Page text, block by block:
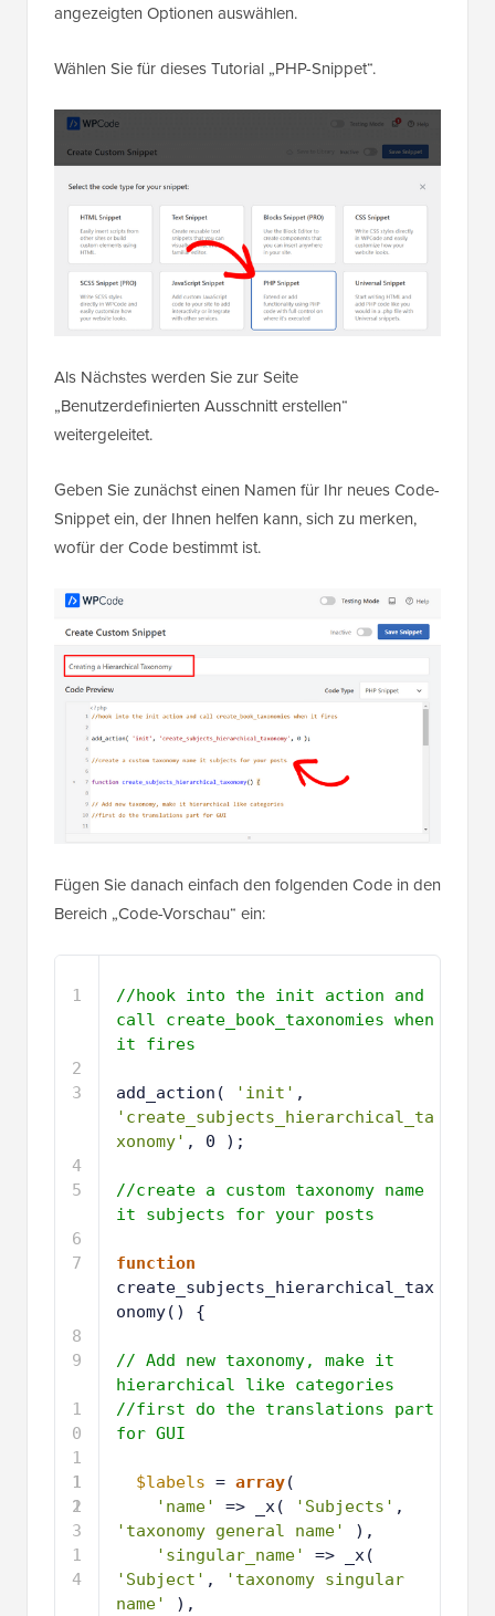
angezeigten Optionen auswählen.
Wählen Sie für dieses Tutorial „PHP-Snippet“.
Als Nächstes werden Sie zur Seite
„Benutzerdefinierten Ausschnitt erstellen“
weitergeleitet.
Geben Sie zunächst einen Namen für Ihr neues Code-
Snippet ein, der Ihnen helfen kann, sich zu merken,
wofür der Code bestimmt ist.
Fügen Sie danach einfach den folgenden Code in den
Bereich „Code-Vorschau“ ein:
1
2
3
4
5
6
7
8
9
1
0
1
1
1
2
1
3
1
4
//hook into the init action and
call create_book_taxonomies when
it fires
add_action( 'init'
'create_subjects_hierarchical_ta
xonomy' , 0 );
//create a custom taxonomy name
it subjects for your posts
function
create_subjects_hierarchical_tax
onomy() {
// Add new taxonomy, make it
hierarchical like categories
//first do the translations part
for GUI
$labels = array(
'name'
=> _x( 'Subjects'
'taxonomy general name'
),
'singular_name'
'Subject' ,
'taxonomy singular
name'
),